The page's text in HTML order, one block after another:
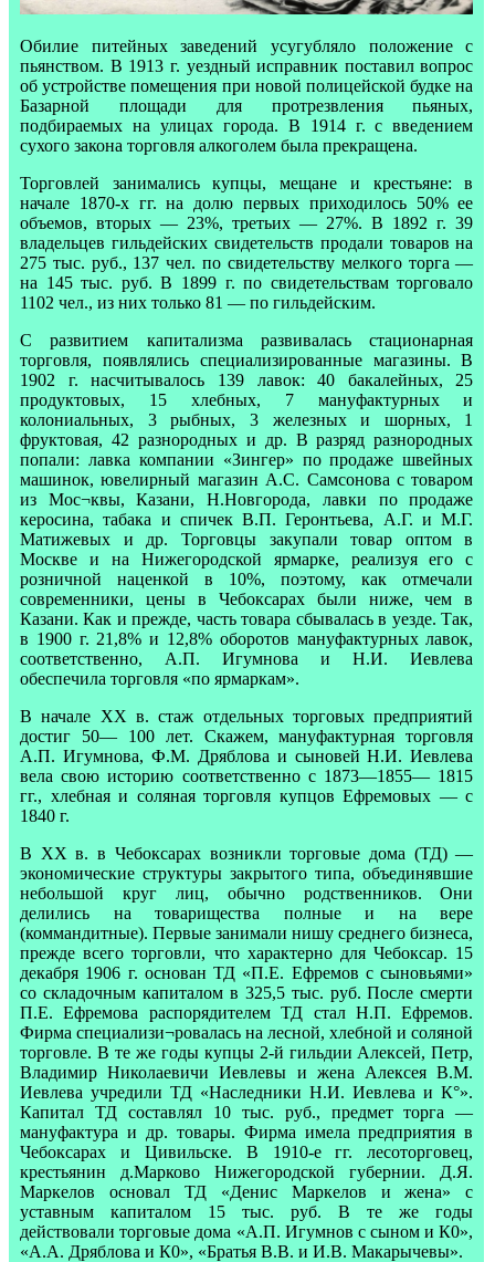
Обилие питейных заведений усугубляло положение с
пьянством. В 1913 г. уездный исправник поставил вопрос
об устройстве помещения при новой полицейской будке на
Базарной площади для протрезвления пьяных,
подбираемых на улицах города. В 1914 г. с введением
сухого закона торговля алкоголем была прекращена.
Торговлей занимались купцы, мещане и крестьяне: в
начале 1870-х гг. на долю первых приходилось 50% ее
объемов, вторых — 23%, третьих — 27%. В 1892 г. 39
владельцев гильдейских свидетельств продали товаров на
275 тыс. руб., 137 чел. по свидетельству мелкого торга —
на 145 тыс. руб. В 1899 г. по свидетельствам торговало
1102 чел., из них только 81 — по гильдейским.
С развитием капитализма развивалась стационарная
торговля, появлялись специализированные магазины. В
1902 г. насчитывалось 139 лавок: 40 бакалейных, 25
продуктовых, 15 хлебных, 7 мануфактурных и
колониальных, 3 рыбных, 3 железных и шорных, 1
фруктовая, 42 разнородных и др. В разряд разнородных
попали: лавка компании «Зингер» по продаже швейных
машинок, ювелирный магазин А.С. Самсонова с товаром
из Мос¬квы, Казани, Н.Новгорода, лавки по продаже
керосина, табака и спичек В.П. Геронтьева, А.Г. и М.Г.
Матижевых и др. Торговцы закупали товар оптом в
Москве и на Нижегородской ярмарке, реализуя его с
розничной наценкой в 10%, поэтому, как отмечали
современники, цены в Чебоксарах были ниже, чем в
Казани. Как и прежде, часть товара сбывалась в уезде. Так,
в 1900 г. 21,8% и 12,8% оборотов мануфактурных лавок,
соответственно, А.П. Игумнова и Н.И. Иевлева
обеспечила торговля «по ярмаркам».
В начале XX в. стаж отдельных торговых предприятий
достиг 50— 100 лет. Скажем, мануфактурная торговля
А.П. Игумнова, Ф.М. Дряблова и сыновей Н.И. Иевлева
вела свою историю соответственно с 1873—1855— 1815
гг., хлебная и соляная торговля купцов Ефремовых — с
1840 г.
В XX в. в Чебоксарах возникли торговые дома (ТД) —
экономические структуры закрытого типа, объединявшие
небольшой круг лиц, обычно родственников. Они
делились на товарищества полные и на вере
(коммандитные). Первые занимали нишу среднего бизнеса,
прежде всего торговли, что характерно для Чебоксар. 15
декабря 1906 г. основан ТД «П.Е. Ефремов с сыновьями»
со складочным капиталом в 325,5 тыс. руб. После смерти
П.Е. Ефремова распорядителем ТД стал Н.П. Ефремов.
Фирма специализи¬ровалась на лесной, хлебной и соляной
торговле. В те же годы купцы 2-й гильдии Алексей, Петр,
Владимир Николаевичи Иевлевы и жена Алексея В.М.
Иевлева учредили ТД «Наследники Н.И. Иевлева и К°».
Капитал ТД составлял 10 тыс. руб., предмет торга —
мануфактура и др. товары. Фирма имела предприятия в
Чебоксарах и Цивильске. В 1910-е гг. лесоторговец,
крестьянин д.Марково Нижегородской губернии. Д.Я.
Маркелов основал ТД «Денис Маркелов и жена» с
уставным капиталом 15 тыс. руб. В те же годы
действовали торговые дома «А.П. Игумнов с сыном и К0»,
«А.А. Дряблова и К0», «Братья В.В. и И.В. Макарычевы».